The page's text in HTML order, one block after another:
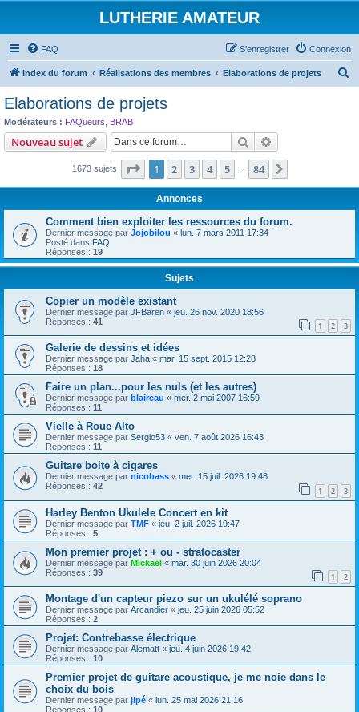
LUTHERIE AMATEUR
FAQ Connexion
S’enregistrer
Index du forum Réalisations des membres Elaborations de projets
c
Elaborations de projets
Modérateurs : FAQueurs BRAB
Nouveau sujet Rechercher
1673 sujets Page 1sur84
1 2 3 4 5 84
Annonces
Comment bien exploiter les ressources du forum.
Dernier message par Jojobilou « lun. 7 mars 2011 17:34
Posté dans FAQ
Réponses : 19
Sujets
Copier un modèle existant
Dernier message par JFBaren « jeu. 26 nov. 2020 18:56
Réponses : 41 1 2 3
Galerie de dessins et idées
Dernier message par Jaha « mar. 15 sept. 2015 12:28
Réponses : 18
Faire un plan...pour les nuls (et les autres)
Dernier message par blaireau « mer. 2 mai 2007 16:59
Réponses : 11
Vielle à Roue Alto
Dernier message par Sergio53 « ven. 7 août 2026 16:43
Réponses : 11
Guitare boite à cigares
Dernier message par nicobass « mer. 15 juil. 2026 19:48
Réponses : 42 1 2 3
Harley Benton Ukulele Concert en kit
Dernier message par TMF « jeu. 2 juil. 2026 19:47
Réponses : 5
Mon premier projet : + ou - stratocaster
Dernier message par Mickaël « mar. 30 juin 2026 20:04
Réponses : 39 1 2
Montage d'un capteur piezo sur un ukulélé soprano
Dernier message par Arcandier « jeu. 25 juin 2026 05:52
Réponses : 2
Projet: Contrebasse électrique
Dernier message par Alematt « jeu. 4 juin 2026 19:42
Réponses : 10
Premier projet de guitare acoustique, je me noie dans le
choix du bois
Dernier message par jipé « lun. 25 mai 2026 21:16
Réponses : 10